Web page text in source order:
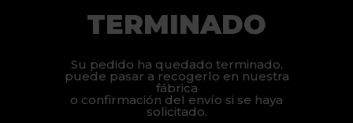
TERMINADO
Su pedido ha quedado terminado,
puede pasar a recogerlo en nuestra
fábrica
o confirmación del envío si se haya
solicitado.